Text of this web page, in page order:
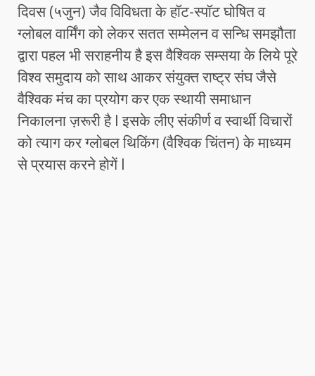
दिवस (५जुन) जैव विविधता के हॉट-स्पॉट घोषित व
ग्लोबल वार्मिंग को लेकर सतत सम्मेलन व सन्धि समझौता
द्वारा पहल भी सराहनीय है इस वैश्विक सम्सया के लिये पूरे
विश्व समुदाय को साथ आकर संयुक्त राष्ट्र संघ जैसे
वैश्विक मंच का प्रयोग कर एक स्थायी समाधान
निकालना ज़रूरी है l इसके लीए संकीर्ण व स्वार्थी विचारों
को त्याग कर ग्लोबल थिकिंग (वैश्विक चिंतन) के माध्यम
से प्रयास करने होगें l